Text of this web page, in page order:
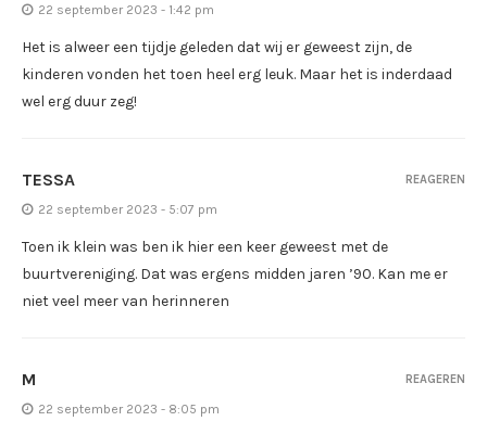
22 september 2023 - 1:42 pm
Het is alweer een tijdje geleden dat wij er geweest zijn, de
kinderen vonden het toen heel erg leuk. Maar het is inderdaad
wel erg duur zeg!
TESSA
22 september 2023 - 5:07 pm
Toen ik klein was ben ik hier een keer geweest met de
buurtvereniging. Dat was ergens midden jaren ’90. Kan me er
niet veel meer van herinneren
REAGEREN
M
22 september 2023 - 8:05 pm
REAGEREN